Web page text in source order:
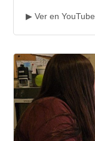
▶ Ver en YouTube